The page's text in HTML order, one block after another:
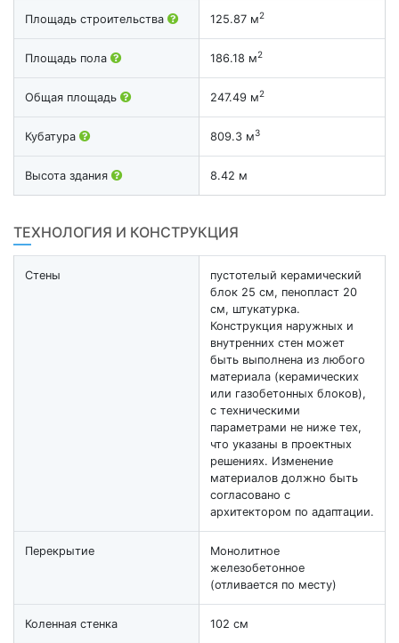
Площадь строительства 125.87 м2
Площадь пола 186.18 м2
Общая площадь 247.49 м2
Кубатура 809.3 м3
Высота здания 8.42 м
ТЕХНОЛОГИЯ И КОНСТРУКЦИЯ
Стены
пустотелый керамический
блок 25 см, пенопласт 20
см, штукатурка.
Конструкция наружных и
внутренних стен может
быть выполнена из любого
материала (керамических
или газобетонных блоков),
с техническими
параметрами не ниже тех,
что указаны в проектных
решениях. Изменение
материалов должно быть
согласовано с
архитектором по адаптации.
Перекрытие
Монолитное
железобетонное
(отливается по месту)
Коленная стенка 102 см